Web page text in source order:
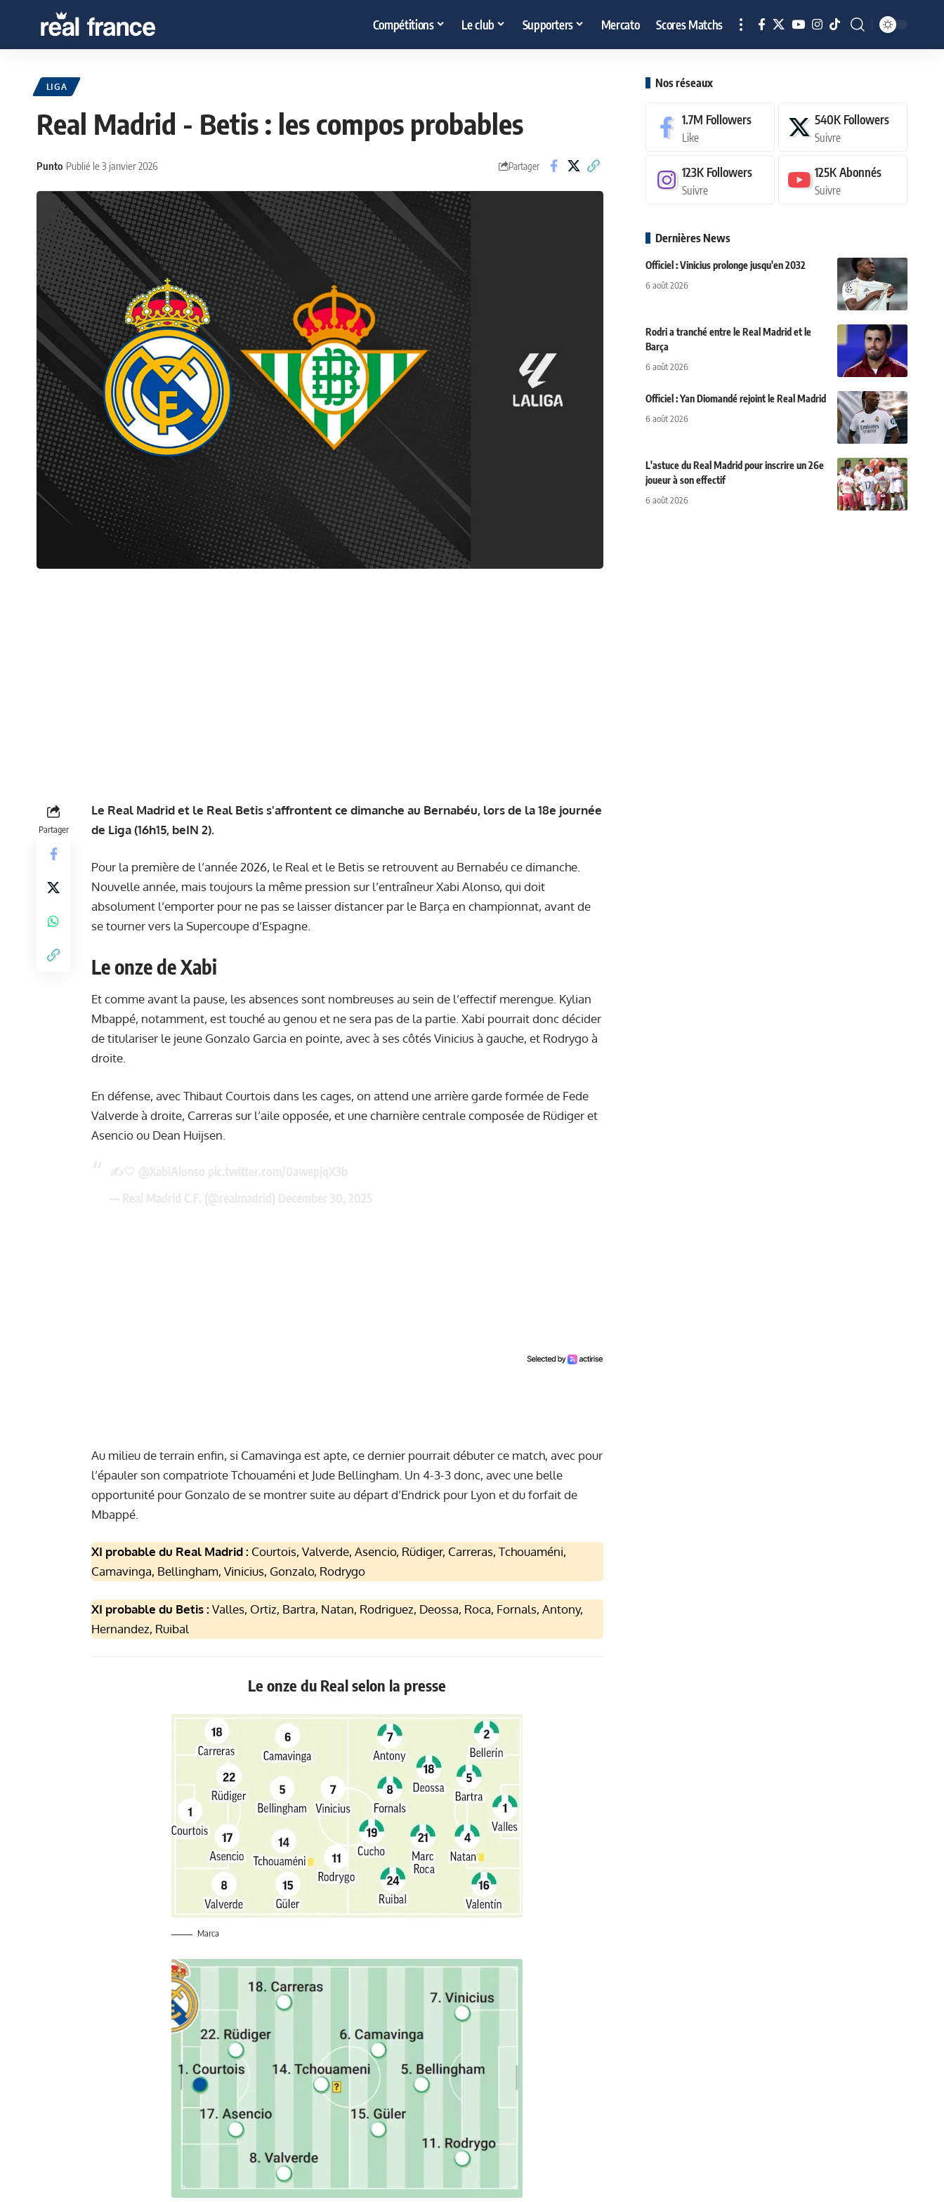
Compétitions Le club Supporters Mercato Scores Matchs
LIGA
Real Madrid - Betis : les compos probables
Punto Publié le 3 janvier 2026 Partager
Partager
Le Real Madrid et le Real Betis s'affrontent ce dimanche au Bernabéu, lors de la 18e journée
de Liga (16h15, beIN 2).
Pour la première de l’année 2026, le Real et le Betis se retrouvent au Bernabéu ce dimanche.
Nouvelle année, mais toujours la même pression sur l’entraîneur Xabi Alonso, qui doit
absolument l’emporter pour ne pas se laisser distancer par le Barça en championnat, avant de
se tourner vers la Supercoupe d’Espagne.
Le onze de Xabi
Et comme avant la pause, les absences sont nombreuses au sein de l’effectif merengue. Kylian
Mbappé, notamment, est touché au genou et ne sera pas de la partie. Xabi pourrait donc décider
de titulariser le jeune Gonzalo Garcia en pointe, avec à ses côtés Vinicius à gauche, et Rodrygo à
droite.
En défense, avec Thibaut Courtois dans les cages, on attend une arrière garde formée de Fede
Valverde à droite, Carreras sur l’aile opposée, et une charnière centrale composée de Rüdiger et
Asencio ou Dean Huijsen.
Au milieu de terrain enfin, si Camavinga est apte, ce dernier pourrait débuter ce match, avec pour
l’épauler son compatriote Tchouaméni et Jude Bellingham. Un 4-3-3 donc, avec une belle
opportunité pour Gonzalo de se montrer suite au départ d’Endrick pour Lyon et du forfait de
Mbappé.
XI probable du Real Madrid : Courtois, Valverde, Asencio, Rüdiger, Carreras, Tchouaméni,
Camavinga, Bellingham, Vinicius, Gonzalo, Rodrygo
XI probable du Betis : Valles, Ortiz, Bartra, Natan, Rodriguez, Deossa, Roca, Fornals, Antony,
Hernandez, Ruibal
Le onze du Real selon la presse
Marca
Nos réseaux
1.7M Followers
Like
540K Followers
Suivre
123K Followers
Suivre
125KAbonnés
Suivre
Dernières News
Officiel : Vinicius prolonge jusqu'en 2032
6 août 2026
Rodri a tranché entre le Real Madrid et le
Barça
6 août 2026
Officiel : Yan Diomandé rejoint le Real Madrid
6 août 2026
L'astuce du Real Madrid pour inscrire un 26e
joueur à son effectif
6 août 2026